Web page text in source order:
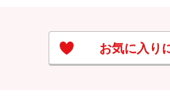
お気に入り